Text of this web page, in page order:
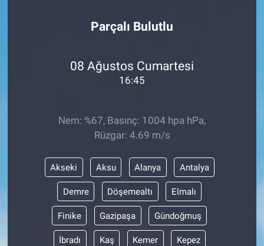
Parçalı Bulutlu
08 Ağustos Cumartesi
16:45
Nem: %67, Basınç: 1004 hpa hPa,
Rüzgar: 4.69 m/s
Akseki Aksu Alanya Antalya
Demre Döşemealtı Elmalı
Finike Gazipaşa Gündoğmuş
İbradı Kaş Kemer Kepez
Bilim ve Teknoloji